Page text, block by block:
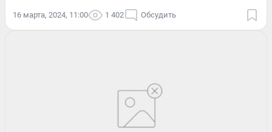
16 марта, 2024, 11:00 1 402 Обсудить